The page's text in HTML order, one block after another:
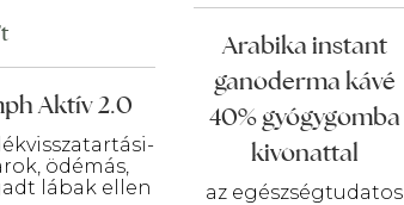
Aktív 2.0
ödémás,
lábak ellen
Arabika instant
ganoderma kávé
40% gyógygomba
kivonattal
az egészségtudatos